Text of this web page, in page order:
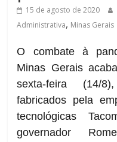
15 de agosto de 2020
Administrativa, Minas Gerais
O combate à
Minas Gerais
sexta-feira (14/
fabricados pela
tecnológicas
governador